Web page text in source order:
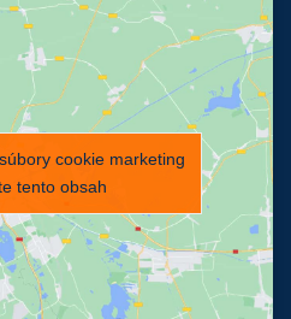
cookie marketing
tento obsah